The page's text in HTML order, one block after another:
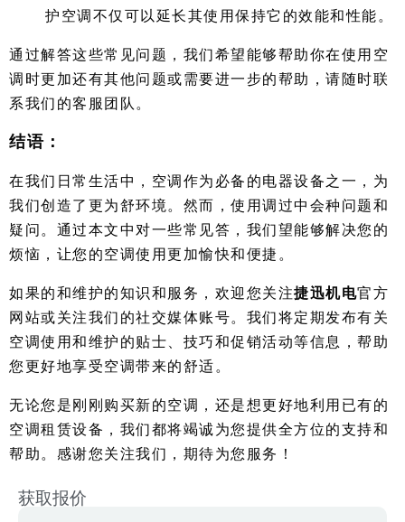
护空调不仅可以延长其使用保持它的效能和性能。
通过解答这些常见问题，我们希望能够帮助你在使用空
调时更加还有其他问题或需要进一步的帮助，请随时联
系我们的客服团队。
结语：
在我们日常生活中，空调作为必备的电器设备之一，为
我们创造了更为舒环境。然而，使用调过中会种问题和
疑问。通过本文中对一些常见答，我们望能够解决您的
烦恼，让您的空调使用更加愉快和便捷。
如果的和维护的知识和服务，欢迎您关注捷迅机电官方
网站或关注我们的社交媒体账号。我们将定期发布有关
空调使用和维护的贴士、技巧和促销活动等信息，帮助
您更好地享受空调带来的舒适。
无论您是刚刚购买新的空调，还是想更好地利用已有的
空调租赁设备，我们都将竭诚为您提供全方位的支持和
帮助。感谢您关注我们，期待为您服务！
获取报价